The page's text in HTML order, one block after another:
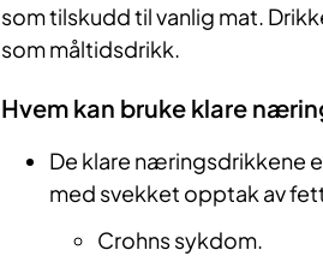
som tilskudd til vanlig mat.
som måltidsdrikk.
Hvem kan bruke klare
De klare næringsdrikkene
med svekket opptak av
Crohns sykdom.